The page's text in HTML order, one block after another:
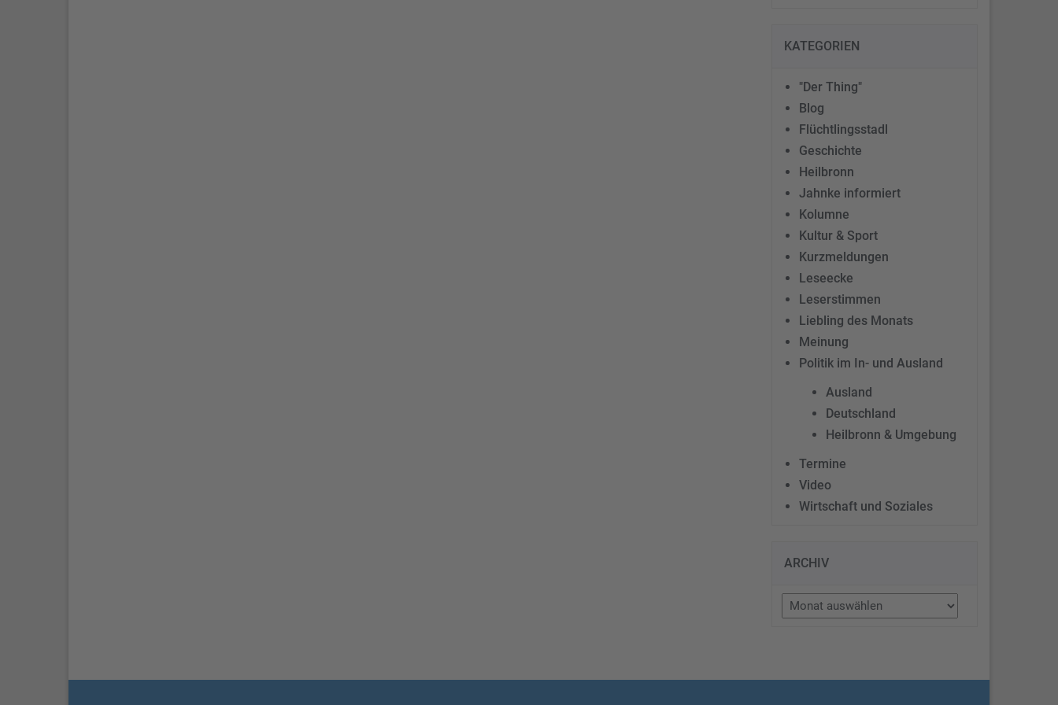
KATEGORIEN
"Der Thing"
Blog
Flüchtlingsstadl
Geschichte
Heilbronn
Jahnke informiert
Kolumne
Kultur & Sport
Kurzmeldungen
Leseecke
Leserstimmen
Liebling des Monats
Meinung
Politik im In- und Ausland
Ausland
Deutschland
Heilbronn & Umgebung
Termine
Video
Wirtschaft und Soziales
ARCHIV
Archiv